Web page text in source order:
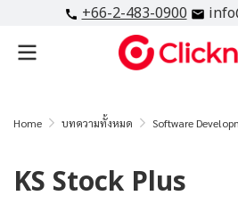
+66-2-483-0900
Home บทความทั้งหมด Software
KS Stock Plus